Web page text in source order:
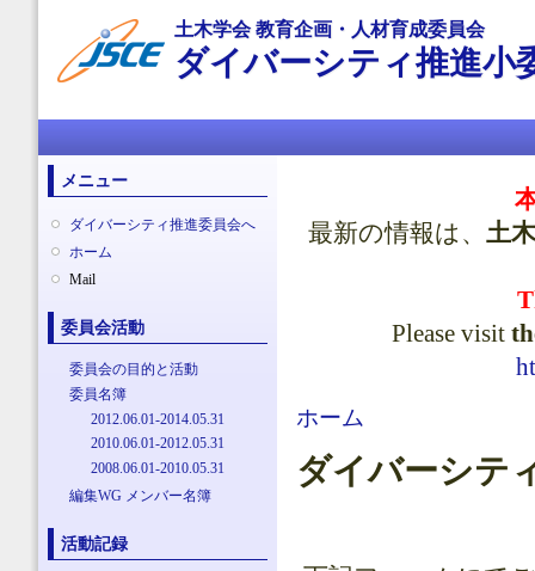
ン
コ
に
移
動
土木学会 教育企画・人材育成委員会
ダイバーシティ推進小
メニュー
ダイバーシティ推進委員会へ
ホーム
Mail
委員会活動
委員会の目的と活動
委員名簿
2012.06.01-2014.05.31
2010.06.01-2012.05.31
2008.06.01-2010.05.31
編集WG メンバー名簿
活動記録
最新の情報は、 土
Please visit
現在地
ホーム
ダイバーシテ